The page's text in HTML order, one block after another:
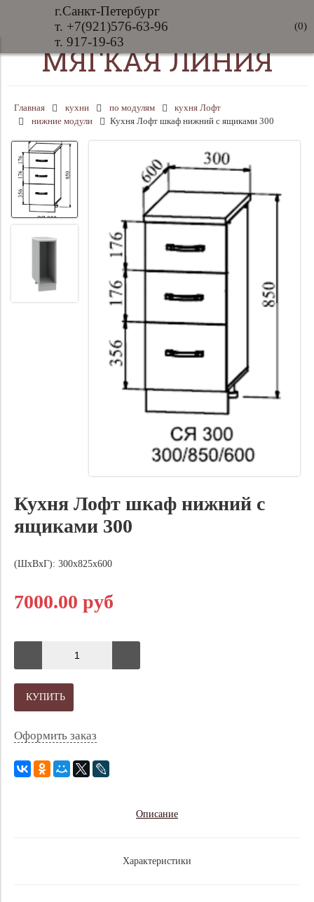
г.Санкт-Петербург
т. +7(921)576-63-96
т. 917-19-63
(0)
МЯГКАЯ ЛИНИЯ
Главная кухни по модулям
кухня Лофт
нижние модули
Кухня Лофт шкаф нижний с ящиками 300
Кухня Лофт шкаф нижний с
ящиками 300
(ШхВхГ): 300х825х600
7000.00 руб
КУПИТЬ
Оформить заказ
Описание
Характеристики